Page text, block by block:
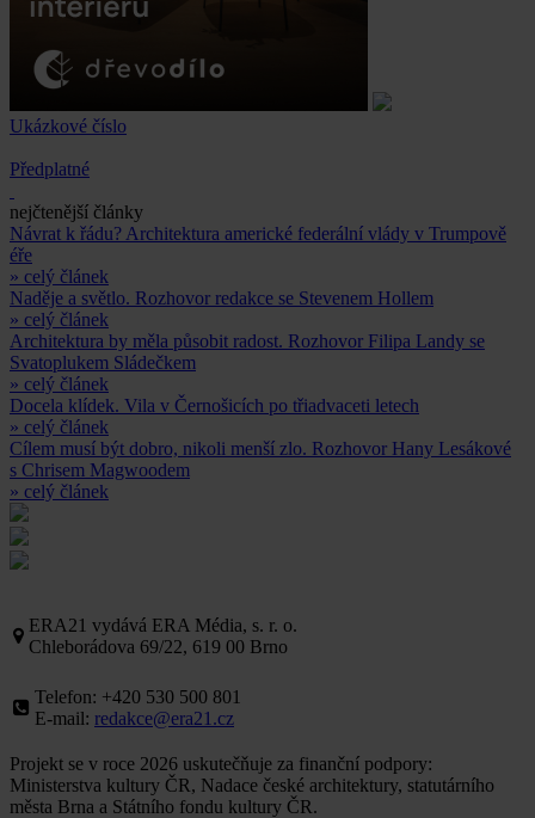
Ukázkové číslo
Předplatné
nejčtenější články
Návrat k řádu? Architektura americké federální vlády v Trumpově
éře
» celý článek
Naděje a světlo. Rozhovor redakce se Stevenem Hollem
» celý článek
Architektura by měla působit radost. Rozhovor Filipa Landy se
Svatoplukem Sládečkem
» celý článek
Docela klídek. Vila v Černošicích po třiadvaceti letech
» celý článek
Cílem musí být dobro, nikoli menší zlo. Rozhovor Hany Lesákové
s Chrisem Magwoodem
» celý článek
ERA21 vydává ERA Média, s. r. o.
Chleborádova 69/22, 619 00 Brno
Telefon: +420 530 500 801
E-mail: redakce@era21.cz
Projekt se v roce 2026 uskutečňuje za finanční podpory:
Ministerstva kultury ČR, Nadace české architektury, statutárního
města Brna a Státního fondu kultury ČR.